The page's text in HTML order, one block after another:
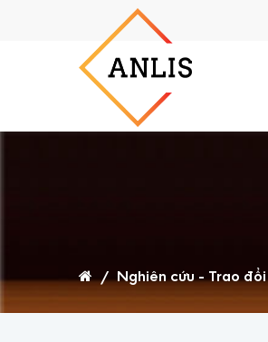
/ Nghiên cứu - Trao đổi